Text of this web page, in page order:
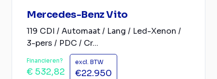
Mercedes-Benz Vito
119 CDI / Automaat / Lang / Led-Xenon /
3-pers / PDC / Cr...
Financieren?
€ 532,82
excl. BTW
€22.950